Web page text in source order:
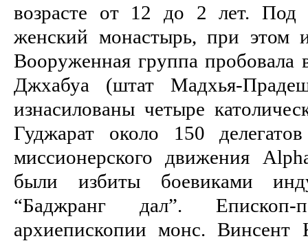
возрасте от 12 до 2 лет. Под
женский монастырь, при этом
Вооруженная группа пробовала
Джхабуа (штат Мадхья-
изнасилованы четыре
Гуджарат около 150 делегатов
миссионерского движения
были избиты боевиками
“Баджранг дал”. Епископ-
архиепископии монс. Винсент